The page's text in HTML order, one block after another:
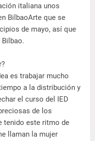
italiana unos
BilbaoArte que se
de mayo, así que
es trabajar mucho
a la distribución y
el curso del IED
de los
tenido este ritmo de
llaman la mujer